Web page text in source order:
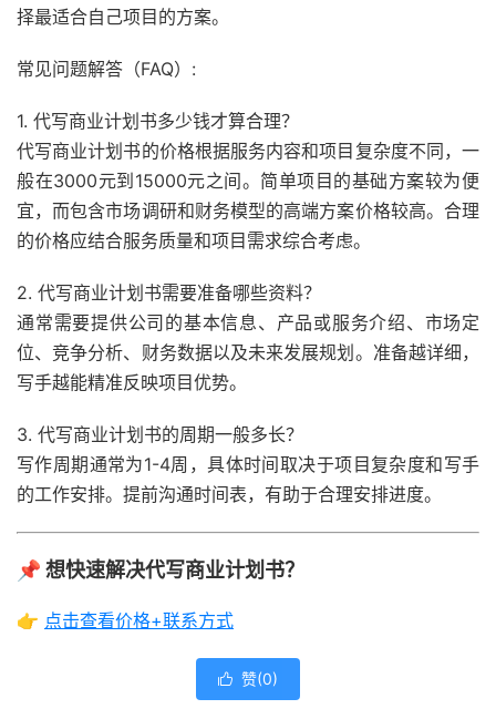
择最适合自己项目的方案。
常见问题解答（FAQ）:
1. 代写商业计划书多少钱才算合理？
代写商业计划书的价格根据服务内容和项目复杂度不同，一
般在3000元到15000元之间。简单项目的基础方案较为便
宜，而包含市场调研和财务模型的高端方案价格较高。合理
的价格应结合服务质量和项目需求综合考虑。
2. 代写商业计划书需要准备哪些资料？
通常需要提供公司的基本信息、产品或服务介绍、市场定
位、竞争分析、财务数据以及未来发展规划。准备越详细，
写手越能精准反映项目优势。
3. 代写商业计划书的周期一般多长？
写作周期通常为1-4周，具体时间取决于项目复杂度和写手
的工作安排。提前沟通时间表，有助于合理安排进度。
📌 想快速解决代写商业计划书？
👉 点击查看价格+联系方式
 赞(0)